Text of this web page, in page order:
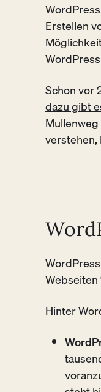
Erstellen
Schon vor
dazu gibt
verstehen,
Webseiten
Hinter